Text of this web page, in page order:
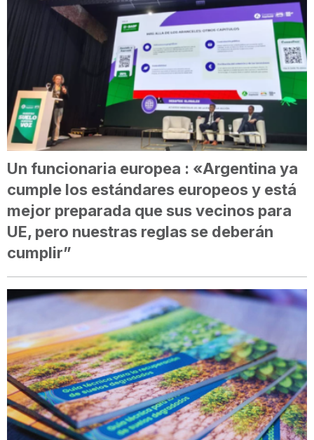
Un funcionaria europea : «Argentina ya
cumple los estándares europeos y está
mejor preparada que sus vecinos para
UE, pero nuestras reglas se deberán
cumplir”